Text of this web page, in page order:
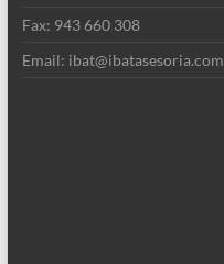
Fax: 943 660 308
Email: ibat@ibatasesoria.com